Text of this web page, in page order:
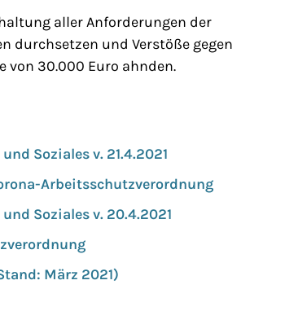
aller Anforderungen der
durchsetzen und Verstöße gegen
von 30.000 Euro ahnden.
Soziales v. 21.4.2021
Arbeitsschutzverordnung
Soziales v. 20.4.2021
März 2021)